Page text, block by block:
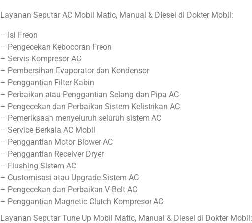
Layanan Seputar AC Mobil Matic, Manual & DIesel di Dokter Mobil:
– Isi Freon
– Pengecekan Kebocoran Freon
– Servis Kompresor AC
– Pembersihan Evaporator dan Kondensor
– Penggantian Filter Kabin
– Perbaikan atau Penggantian Selang dan Pipa AC
– Pengecekan dan Perbaikan Sistem Kelistrikan AC
– Pemeriksaan menyeluruh seluruh sistem AC
– Service Berkala AC Mobil
– Penggantian Motor Blower AC
– Penggantian Receiver Dryer
– Flushing Sistem AC
– Customisasi atau Upgrade Sistem AC
– Pengecekan dan Perbaikan V-Belt AC
– Penggantian Magnetic Clutch Kompresor AC
Layanan Seputar Tune Up Mobil Matic, Manual & Diesel di Dokter Mobil: